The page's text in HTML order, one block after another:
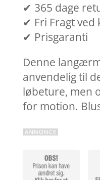
✔ 365 dage
✔ Fri Fragt ved
✔ Prisgaranti
Denne
anvendelig til
løbeture, men
for motion.